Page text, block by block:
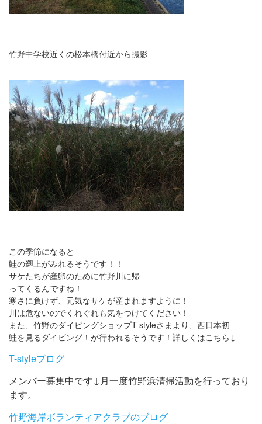
竹野中学校近くの松本橋付近から撮影
この季節になると
鮭の遡上がみれるそうです！！
サケたちが産卵のために竹野川に帰
ってくるんですね！
寒さに負けず、元気なサケが産まれますように！
川は危ないのでくれぐれも気をつけてください！
また、竹野のダイビングショップT-styleさまより、西日本初
鮭を見るダイビング！が行われるそうです！詳しくはこちら↓
T-styleブログ
メンバー募集中です↓月一度竹野浜清掃活動を行っており
ます。
竹野海岸ボランティアクラブのブログ